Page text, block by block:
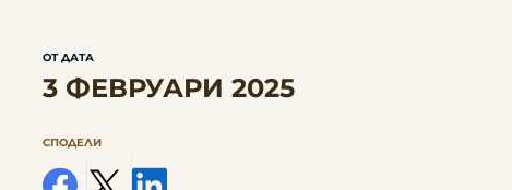
ОТ ДАТА
3 ФЕВРУАРИ 2025
СПОДЕЛИ
facebook
x linkedin